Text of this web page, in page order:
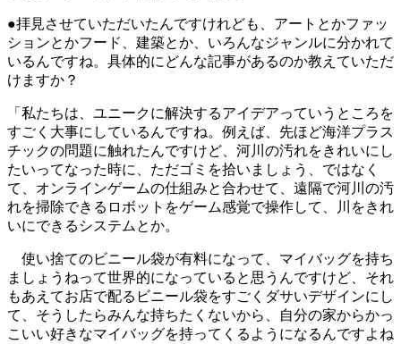
●拝見させていただいたんですけれども、アートとかファッ
ションとかフード、建築とか、いろんなジャンルに分かれて
いるんですね。具体的にどんな記事があるのか教えていただ
けますか？
「私たちは、ユニークに解決するアイデアっていうところを
すごく大事にしているんですね。例えば、先ほど海洋プラス
チックの問題に触れたんですけど、河川の汚れをきれいにし
たいってなった時に、ただゴミを拾いましょう、ではなく
て、オンラインゲームの仕組みと合わせて、遠隔で河川の汚
れを掃除できるロボットをゲーム感覚で操作して、川をきれ
いにできるシステムとか。
使い捨てのビニール袋が有料になって、マイバッグを持ち
ましょうねって世界的になっていると思うんですけど、それ
もあえてお店で配るビニール袋をすごくダサいデザインにし
て、そうしたらみんな持ちたくないから、自分の家からかっ
こいい好きなマイバッグを持ってくるようになるんですよね